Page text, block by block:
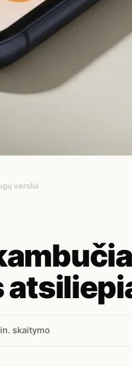
verslui
skaitymo